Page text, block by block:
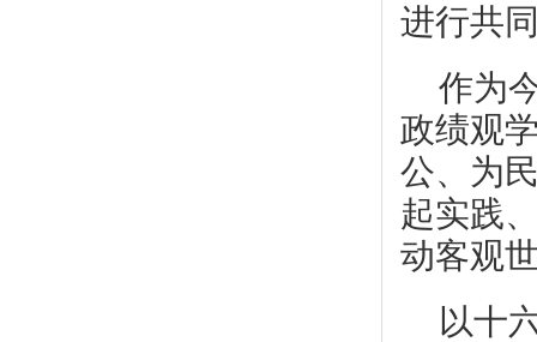
进行共
作为
政绩观
公、为
起实践
动客观
以十